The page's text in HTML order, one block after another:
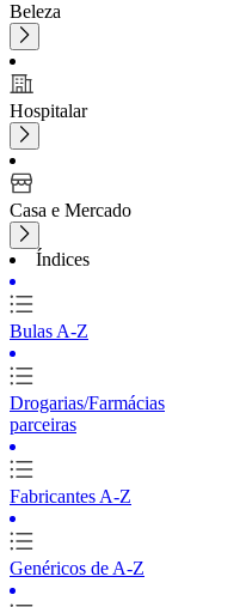
Beleza
Hospitalar
Casa e Mercado
Índices
Bulas A-Z
Drogarias/Farmácias
parceiras
Fabricantes A-Z
Genéricos de A-Z